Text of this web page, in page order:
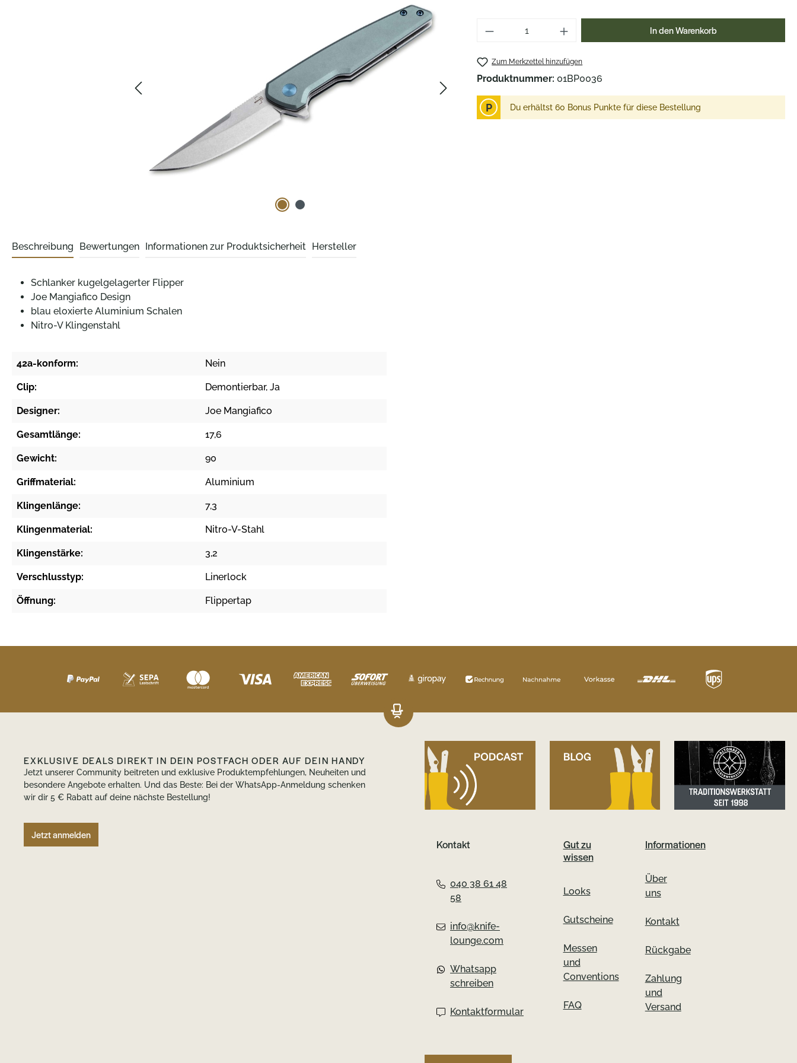
Produkt Anzahl: Gib den gewünschten Wert
In den Warenkorb
Zum Merkzettel hinzufügen
Produktnummer: 01BP0036
P Du erhältst 60 Bonus Punkte für diese Bestellung
Beschreibung Bewertungen Informationen zur Produktsicherheit Hersteller
Schlanker kugelgelagerter Flipper
Joe Mangiafico Design
blau eloxierte Aluminium Schalen
Nitro-V Klingenstahl
42a-konform: Nein
Clip: Demontierbar, Ja
Designer: Joe Mangiafico
Gesamtlänge: 17,6
Gewicht: 90
Griffmaterial: Aluminium
Klingenlänge: 7,3
Klingenmaterial: Nitro-V-Stahl
Klingenstärke: 3,2
Verschlusstyp: Linerlock
Öffnung: Flippertap
EXKLUSIVE DEALS DIREKT IN DEIN POSTFACH ODER AUF DEIN HANDY
Jetzt unserer Community beitreten und exklusive Produktempfehlungen, Neuheiten und
besondere Angebote erhalten. Und das Beste: Bei der WhatsApp-Anmeldung schenken
wir dir 5 € Rabatt auf deine nächste Bestellung!
Jetzt anmelden
Kontakt
040 38 61 48
58
info@knife-
lounge.com
Whatsapp
schreiben
Kontaktformular
Gut zu
wissen
Looks
Gutscheine
Messen
und
Conventions
FAQ
Informationen
Über
uns
Kontakt
Rückgabe
Zahlung
und
Versand